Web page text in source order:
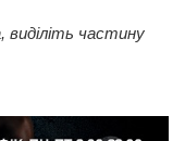
виділіть частину